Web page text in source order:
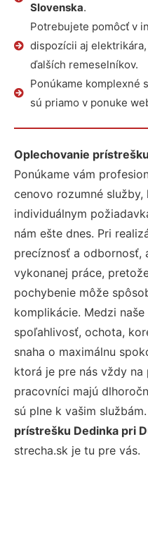
Slovenska.
Potrebujete pomôcť v
dispozícii aj
ďalších remeselníkov.
Ponúkame komplexné
sú priamo v ponuke
Oplechovanie
Ponúkame vám
cenovo rozumné
individuálnym
nám ešte dnes. Pri
precíznosť a odbornosť,
vykonanej práce,
pochybenie môže
komplikácie. Medzi
spoľahlivosť, ochota,
snaha o maximálnu
ktorá je pre nás vždy na
pracovníci majú
sú plne k vašim službám.
prístrešku Dedinka pri
strecha.sk je tu pre vás.